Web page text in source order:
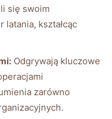
się swoim
kształcąc
Odgrywają kluczowe
zarówno